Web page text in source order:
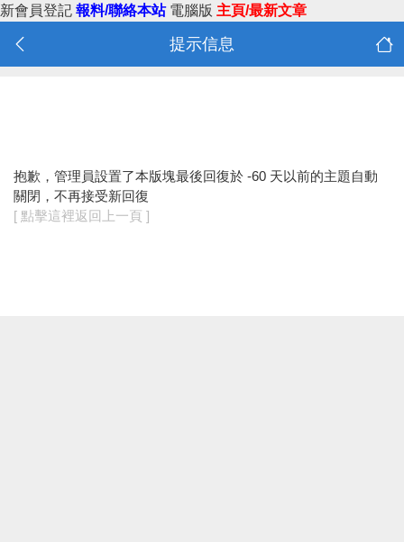
新會員登記 報料/聯絡本站 電腦版 主頁/最新文章
提示信息
抱歉，管理員設置了本版塊最後回復於 -60 天以前的主題自動
關閉，不再接受新回復
[ 點擊這裡返回上一頁 ]